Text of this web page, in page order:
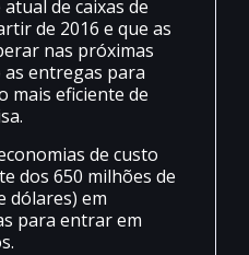
de caixas de
de 2016 e que as
nas próximas
as entregas para
mais eficiente de
de custo
dos 650 milhões de
dólares) em
para entrar em